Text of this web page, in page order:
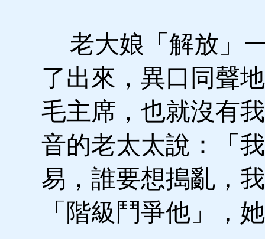
老大娘「解放」
了出來，異口同聲
毛主席，也就沒有
音的老太太說：「
易，誰要想搗亂，
「階級鬥爭他」，